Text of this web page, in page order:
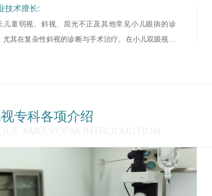
技术擅长:
儿童弱视、斜视、屈光不正及其他常见小儿眼病的诊
尤其在复杂性斜视的诊断与手术治疗。在小儿双眼视功
专科各项介绍